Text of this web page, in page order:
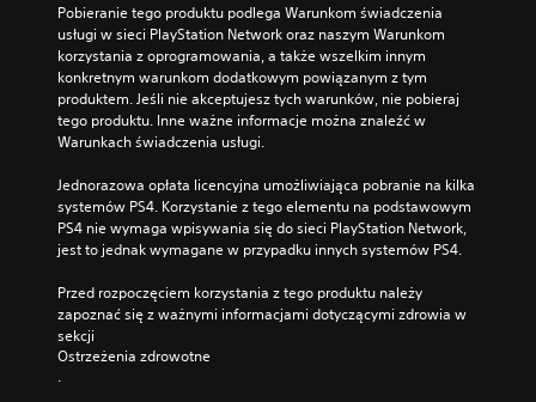
Pobieranie tego produktu podlega Warunkom świadczenia
usługi w sieci PlayStation Network oraz naszym Warunkom
korzystania z oprogramowania, a także wszelkim innym
konkretnym warunkom dodatkowym powiązanym z tym
produktem. Jeśli nie akceptujesz tych warunków, nie pobieraj
tego produktu. Inne ważne informacje można znaleźć w
Warunkach świadczenia usługi.
Jednorazowa opłata licencyjna umożliwiająca pobranie na kilka
systemów PS4. Korzystanie z tego elementu na podstawowym
PS4 nie wymaga wpisywania się do sieci PlayStation Network,
jest to jednak wymagane w przypadku innych systemów PS4.
Przed rozpoczęciem korzystania z tego produktu należy
zapoznać się z ważnymi informacjami dotyczącymi zdrowia w
sekcji
Ostrzeżenia zdrowotne
.